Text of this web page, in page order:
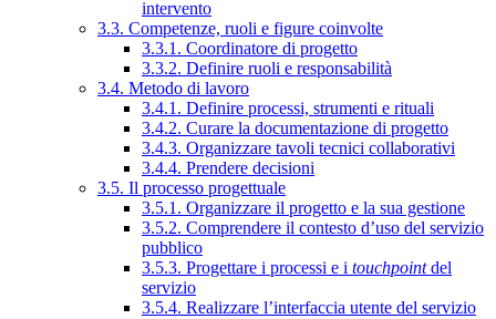
intervento
3.3. Competenze, ruoli e figure coinvolte
3.3.1. Coordinatore di progetto
3.3.2. Definire ruoli e responsabilità
3.4. Metodo di lavoro
3.4.1. Definire processi, strumenti e rituali
3.4.2. Curare la documentazione di progetto
3.4.3. Organizzare tavoli tecnici collaborativi
3.4.4. Prendere decisioni
3.5. Il processo progettuale
3.5.1. Organizzare il progetto e la sua gestione
3.5.2. Comprendere il contesto d’uso del servizio
pubblico
3.5.3. Progettare i processi e i touchpointdel
servizio
3.5.4. Realizzare l’interfaccia utente del servizio